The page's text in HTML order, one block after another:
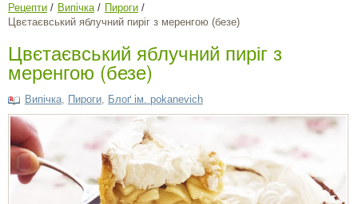
Рецепти Випічка
Пироги
Цвєтаєвський яблучний пиріг з меренгою (безе)
Цвєтаєвський яблучний пиріг з
меренгою (безе)
Випічка Пироги Блоґ ім. pokanevich